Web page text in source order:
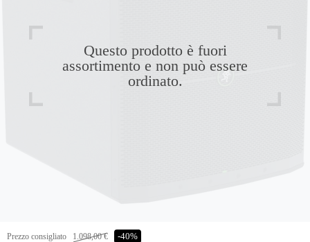
Questo prodotto è fuori
assortimento e non può essere
ordinato.
Prezzo consigliato 1.098,00 € -40%